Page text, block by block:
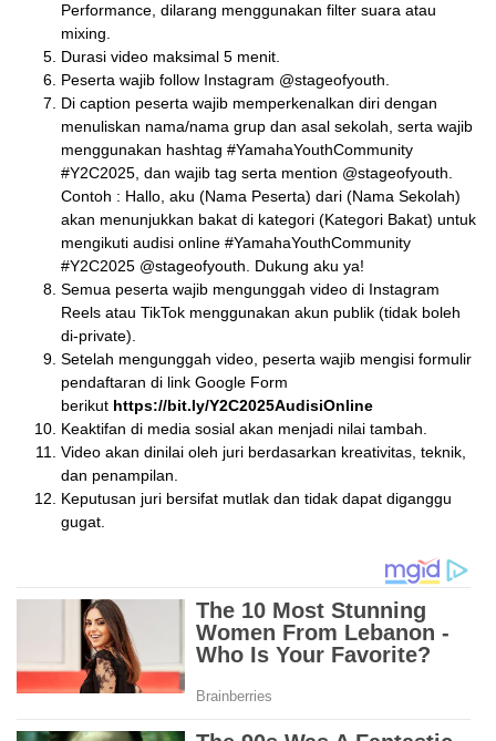
Performance, dilarang menggunakan filter suara atau
mixing.
Durasi video maksimal 5 menit.
⁠Peserta wajib follow Instagram @stageofyouth.
Di caption peserta wajib memperkenalkan diri dengan
menuliskan nama/nama grup dan asal sekolah, serta wajib
menggunakan hashtag #YamahaYouthCommunity
#Y2C2025, dan wajib tag serta mention @stageofyouth.
Contoh : Hallo, aku (Nama Peserta) dari (Nama Sekolah)
akan menunjukkan bakat di kategori (Kategori Bakat) untuk
mengikuti audisi online #YamahaYouthCommunity
#Y2C2025 @stageofyouth. Dukung aku ya!
⁠Semua peserta wajib mengunggah video di Instagram
Reels atau TikTok menggunakan akun publik (tidak boleh
di-private).
Setelah mengunggah video, peserta wajib mengisi formulir
pendaftaran di link Google Form
berikut https://bit.ly/Y2C2025AudisiOnline
Keaktifan di media sosial akan menjadi nilai tambah.
Video akan dinilai oleh juri berdasarkan kreativitas, teknik,
dan penampilan.
Keputusan juri bersifat mutlak dan tidak dapat diganggu
gugat.